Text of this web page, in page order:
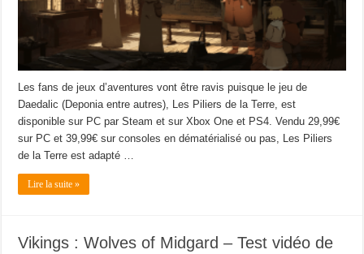
Les fans de jeux d’aventures vont être ravis puisque le jeu de
Daedalic (Deponia entre autres), Les Piliers de la Terre, est
disponible sur PC par Steam et sur Xbox One et PS4. Vendu 29,99€
sur PC et 39,99€ sur consoles en dématérialisé ou pas, Les Piliers
de la Terre est adapté …
Lire la suite »
Vikings : Wolves of Midgard – Test vidéo de